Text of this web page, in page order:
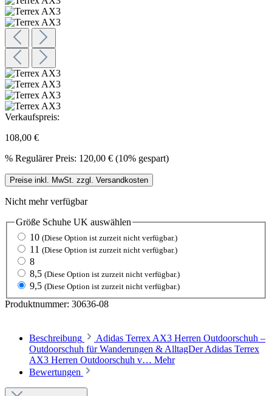
Verkaufspreis:
108,00 €
% Regulärer Preis: 120,00 € (10% gespart)
Preise inkl. MwSt. zzgl. Versandkosten
Nicht mehr verfügbar
Größe Schuhe UK auswählen
10 (Diese Option ist zurzeit nicht verfügbar.)
11 (Diese Option ist zurzeit nicht verfügbar.)
8
8,5 (Diese Option ist zurzeit nicht verfügbar.)
9,5 (Diese Option ist zurzeit nicht verfügbar.)
Produktnummer: 30636-08
Beschreibung
Adidas Terrex AX3 Herren Outdoorschuh –
Outdoorschuh für Wanderungen & AlltagDer Adidas Terrex
AX3 Herren Outdoorschuh v… Mehr
Bewertungen